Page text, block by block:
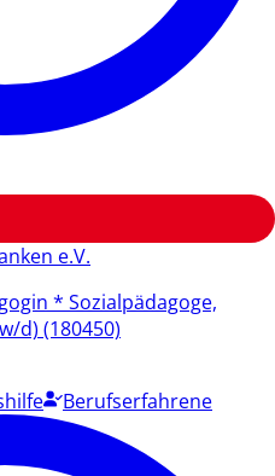
e.V.
* Sozialpädagoge,
d) (180450)
Berufserfahrene